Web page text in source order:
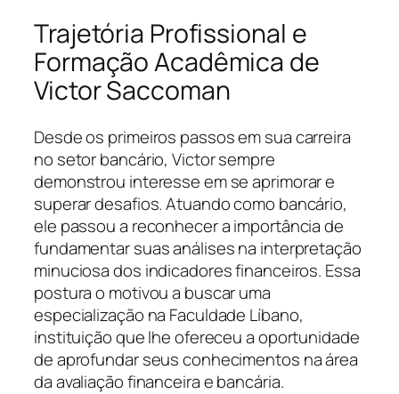
Trajetória Profissional e
Formação Acadêmica de
Victor Saccoman
Desde os primeiros passos em sua carreira
no setor bancário, Victor sempre
demonstrou interesse em se aprimorar e
superar desafios. Atuando como bancário,
ele passou a reconhecer a importância de
fundamentar suas análises na interpretação
minuciosa dos indicadores financeiros. Essa
postura o motivou a buscar uma
especialização na Faculdade Líbano,
instituição que lhe ofereceu a oportunidade
de aprofundar seus conhecimentos na área
da avaliação financeira e bancária.